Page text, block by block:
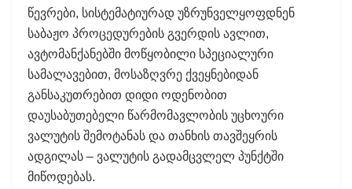
წევრები, სისტემატიურად უზრუნველყოფდნენ
საბაჟო პროცედურების გვერდის ავლით,
ავტომანქანებში მოწყობილი სპეციალური
სამალავებით, მოსაზღვრე ქვეყნებიდან
განსაკუთრებით დიდი ოდენობით
დაუსაბუთებელი წარმომავლობის უცხოური
ვალუტის შემოტანას და თანხის თავშეყრის
ადგილას – ვალუტის გადამცვლელ პუნქტში
მიწოდებას.